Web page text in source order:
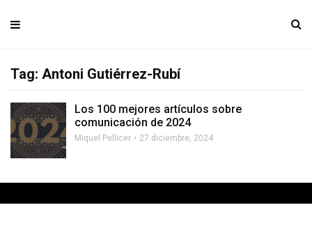
Tag: Antoni Gutiérrez-Rubí
Los 100 mejores artículos sobre
comunicación de 2024
Miquel Pellicer 27 diciembre, 2024